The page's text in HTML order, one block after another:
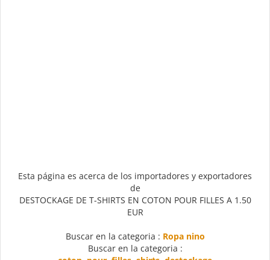
Esta página es acerca de los importadores y exportadores
de
DESTOCKAGE DE T-SHIRTS EN COTON POUR FILLES A 1.50
EUR
Buscar en la categoria : Ropa nino
Buscar en la categoria :